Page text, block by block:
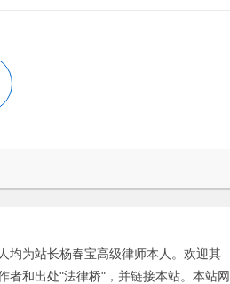
均为站长杨春宝高级律师本人。欢迎其
者和出处"法律桥"，并链接本站。本站网